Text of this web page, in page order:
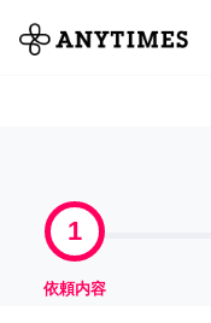
全て
1
依頼内容